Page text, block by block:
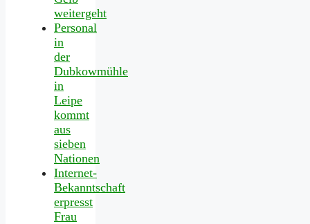
weitergeht
Personal
in
der
Dubkowmühle
in
Leipe
kommt
aus
sieben
Nationen
Internet-
Bekanntschaft
erpresst
Frau